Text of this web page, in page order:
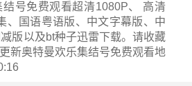
号免费观看超清1080P、 高清
、国语粤语版、中文字幕版、中
版以及bt种子迅雷下载。请收藏
新奥特曼欢乐集结号免费观看地